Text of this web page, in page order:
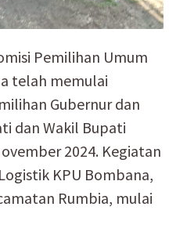
Pemilihan Umum
telah memulai
Gubernur dan
dan Wakil Bupati
2024. Kegiatan
KPU Bombana,
Rumbia, mulai